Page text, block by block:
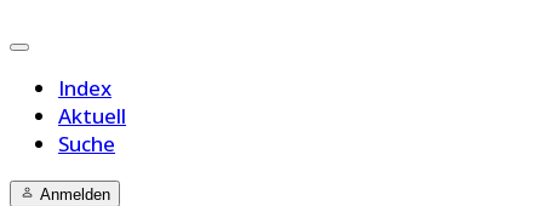
Index
Aktuell
Suche
Anmelden